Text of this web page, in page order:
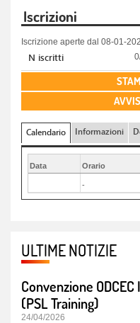
Iscrizioni
Iscrizione aperte dal 08-01-
N iscritti
Calendario Informazioni
Data Orario
-
ULTIME NOTIZIE
Convenzione
(PSL Training)
24/04/2026